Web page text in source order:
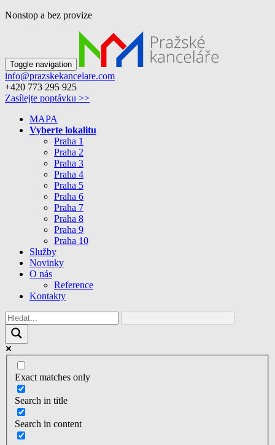
Nonstop a bez provize
Toggle navigation
info@prazskekancelare.com
+420 773 295 925
Zasílejte poptávku >>
MAPA
Vyberte lokalitu
Praha 1
Praha 2
Praha 3
Praha 4
Praha 5
Praha 6
Praha 7
Praha 8
Praha 9
Praha 10
Služby
Novinky
O nás
Reference
Kontakty
Exact matches only
Search in title
Search in content